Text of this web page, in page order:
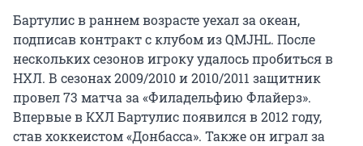
Бартулис в раннем возрасте уехал за океан,
подписав контракт с клубом из QMJHL. После
нескольких сезонов игроку удалось пробиться в
НХЛ. В сезонах 2009/2010 и 2010/2011 защитник
провел 73 матча за «Филадельфию Флайерз».
Впервые в КХЛ Бартулис появился в 2012 году,
став хоккеистом «Донбасса». Также он играл за